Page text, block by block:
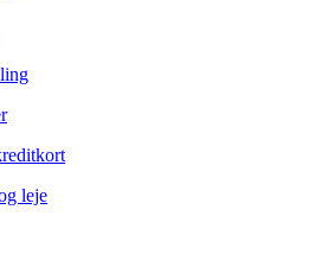
leje